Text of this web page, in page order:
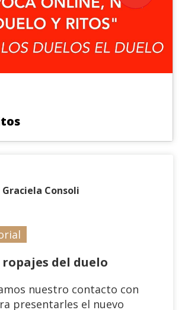
Graciela Consoli
del duelo
nuestro contacto con
presentarles el nuevo